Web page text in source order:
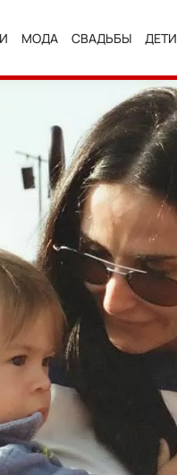
МОДА СВАДЬБЫ ДЕТИ